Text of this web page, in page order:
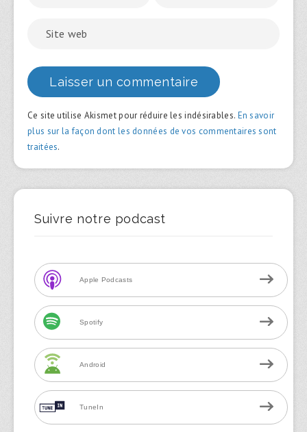
Ce site utilise Akismet pour réduire les indésirables. En savoir
plus sur la façon dont les données de vos commentaires sont
traitées.
Suivre notre podcast
Apple Podcasts
Spotify
Android
TuneIn